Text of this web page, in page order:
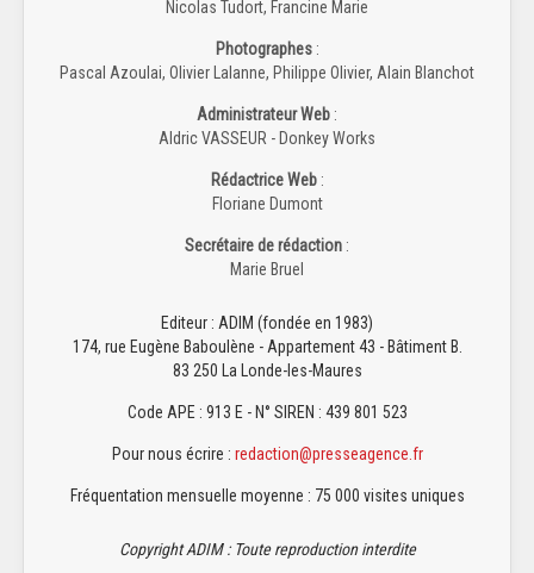
Nicolas Tudort, Francine Marie
Photographes:
Pascal Azoulai, Olivier Lalanne, Philippe Olivier, Alain Blanchot
Administrateur Web :
Aldric VASSEUR - Donkey Works
Rédactrice Web:
Floriane Dumont
Secrétaire de rédaction :
Marie Bruel
Editeur : ADIM (fondée en 1983)
174, rue Eugène Baboulène - Appartement 43 - Bâtiment B.
83 250 La Londe-les-Maures
Code APE : 913 E - N° SIREN : 439 801 523
Pour nous écrire : redaction@presseagence.fr
Fréquentation mensuelle moyenne : 75 000 visites uniques
Copyright ADIM : Toute reproduction interdite